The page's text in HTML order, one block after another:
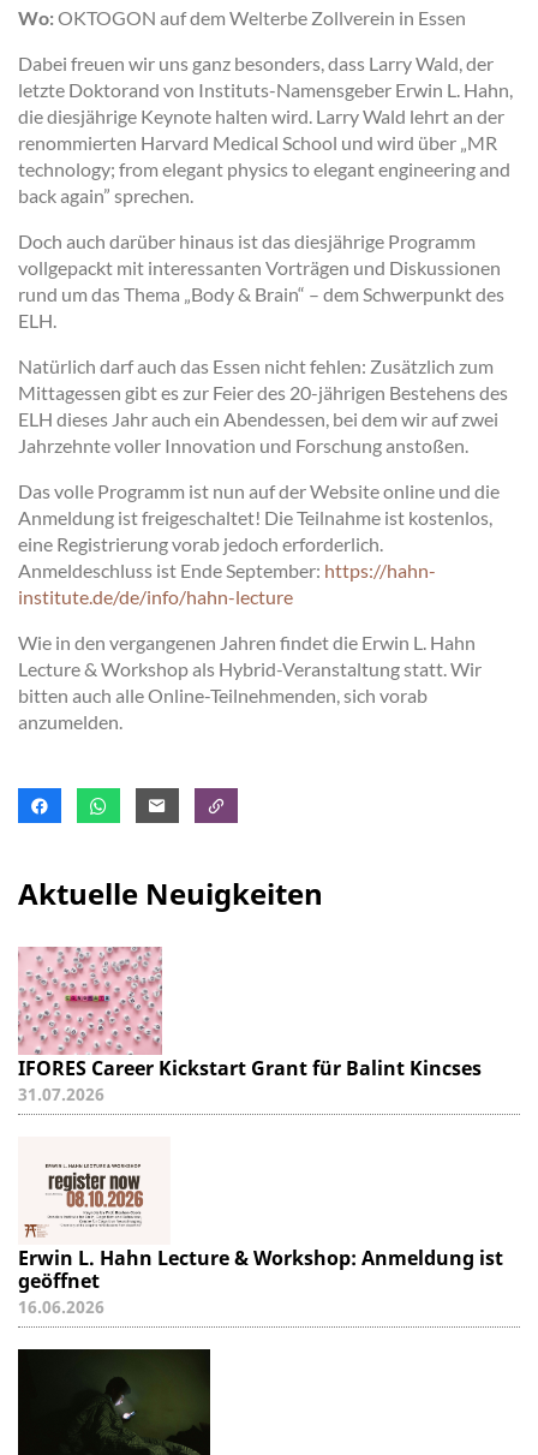
Wo:OKTOGON auf dem Welterbe Zollverein in Essen
Dabei freuen wir uns ganz besonders, dass Larry Wald, der
letzte Doktorand von Instituts-Namensgeber Erwin L. Hahn,
die diesjährige Keynote halten wird. Larry Wald lehrt an der
renommierten Harvard Medical School und wird über „MR
technology; from elegant physics to elegant engineering and
back again” sprechen.
Doch auch darüber hinaus ist das diesjährige Programm
vollgepackt mit interessanten Vorträgen und Diskussionen
rund um das Thema „Body & Brain“ – dem Schwerpunkt des
ELH.
Natürlich darf auch das Essen nicht fehlen: Zusätzlich zum
Mittagessen gibt es zur Feier des 20-jährigen Bestehens des
ELH dieses Jahr auch ein Abendessen, bei dem wir auf zwei
Jahrzehnte voller Innovation und Forschung anstoßen.
Das volle Programm ist nun auf der Website online und die
Anmeldung ist freigeschaltet! Die Teilnahme ist kostenlos,
eine Registrierung vorab jedoch erforderlich.
Anmeldeschluss ist Ende September: https://hahn-
institute.de/de/info/hahn-lecture
Wie in den vergangenen Jahren findet die Erwin L. Hahn
Lecture & Workshop als Hybrid-Veranstaltung statt. Wir
bitten auch alle Online-Teilnehmenden, sich vorab
anzumelden.
Aktuelle Neuigkeiten
IFORES Career Kickstart Grant für Balint Kincses
31.07.2026
Erwin L. Hahn Lecture & Workshop: Anmeldung ist
geöffnet
16.06.2026